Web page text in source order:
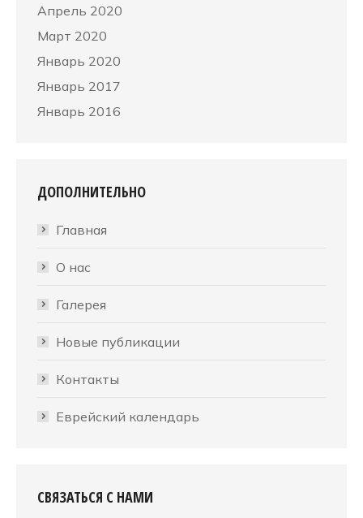
Апрель 2020
Март 2020
Январь 2020
Январь 2017
Январь 2016
ДОПОЛНИТЕЛЬНО
Главная
О нас
Галерея
Новые публикации
Контакты
Еврейский календарь
СВЯЗАТЬСЯ С НАМИ